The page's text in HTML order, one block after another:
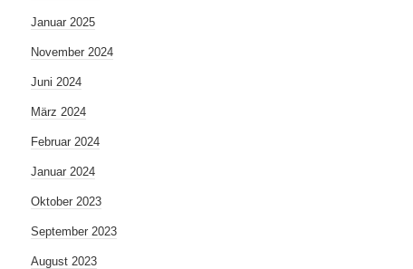
Januar 2025
November 2024
Juni 2024
März 2024
Februar 2024
Januar 2024
Oktober 2023
September 2023
August 2023